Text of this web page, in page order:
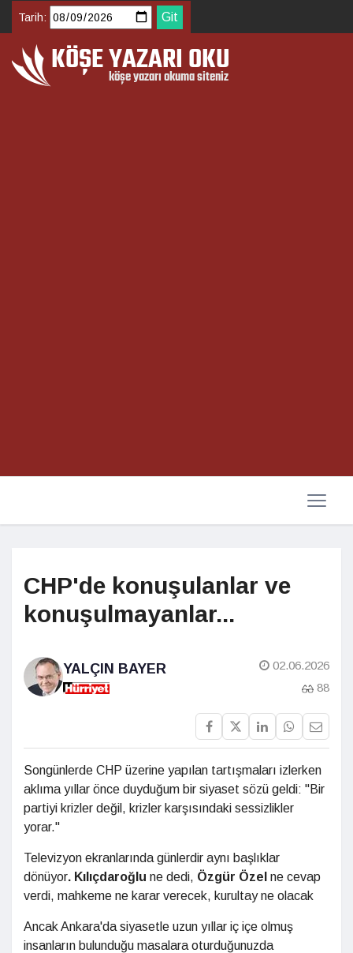
Tarih:
CHP'de konuşulanlar ve
konuşulmayanlar...
YALÇIN BAYER
02.06.2026
88
Songünlerde CHP üzerine yapılan tartışmaları izlerken
aklıma yıllar önce duyduğum bir siyaset sözü geldi: "Bir
partiyi krizler değil, krizler karşısındaki sessizlikler
yorar."
Televizyon ekranlarında günlerdir aynı başlıklar
dönüyor. Kılıçdaroğlu ne dedi, Özgür Özel ne cevap
verdi, mahkeme ne karar verecek, kurultay ne olacak
Ancak Ankara'da siyasetle uzun yıllar iç içe olmuş
insanların bulunduğu masalara oturduğunuzda